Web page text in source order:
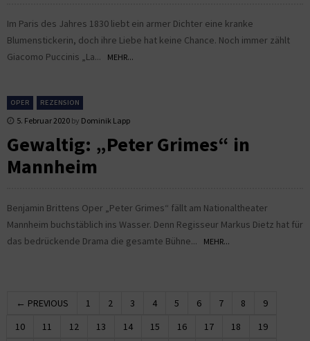
Im Paris des Jahres 1830 liebt ein armer Dichter eine kranke
Blumenstickerin, doch ihre Liebe hat keine Chance. Noch immer zählt
Giacomo Puccinis „La...
MEHR...
OPER REZENSION
5. Februar 2020 by Dominik Lapp
Gewaltig: „Peter Grimes“ in
Mannheim
Benjamin Brittens Oper „Peter Grimes“ fällt am Nationaltheater
Mannheim buchstäblich ins Wasser. Denn Regisseur Markus Dietz hat für
das bedrückende Drama die gesamte Bühne...
MEHR...
← PREVIOUS 1 2 3 4 5 6 7 8
9
10
11 12 13 14 15 16 17 18
19